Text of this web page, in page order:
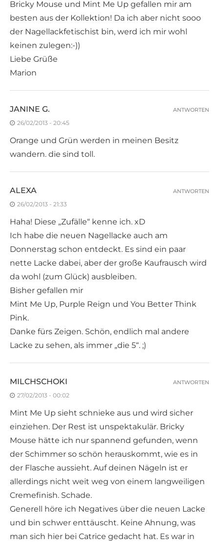
Bricky Mouse und Mint Me Up gefallen mir am
besten aus der Kollektion! Da ich aber nicht sooo
der Nagellackfetischist bin, werd ich mir wohl
keinen zulegen:-))
Liebe Grüße
Marion
JANINE G.
26/02/2013 - 20:45
Orange und Grün werden in meinen Besitz
wandern. die sind toll.
ANTWORTEN
ALEXA
26/02/2013 - 21:33
Haha! Diese „Zufälle“ kenne ich. xD
Ich habe die neuen Nagellacke auch am
Donnerstag schon entdeckt. Es sind ein paar
nette Lacke dabei, aber der große Kaufrausch wird
da wohl (zum Glück) ausbleiben.
Bisher gefallen mir
Mint Me Up, Purple Reign und You Better Think
Pink.
Danke fürs Zeigen. Schön, endlich mal andere
Lacke zu sehen, als immer „die 5“. ;)
ANTWORTEN
MILCHSCHOKI
27/02/2013 - 00:02
Mint Me Up sieht schnieke aus und wird sicher
einziehen. Der Rest ist unspektakulär. Bricky
Mouse hätte ich nur spannend gefunden, wenn
der Schimmer so schön herauskommt, wie es in
der Flasche aussieht. Auf deinen Nägeln ist er
allerdings nicht weit weg von einem langweiligen
Cremefinish. Schade.
Generell höre ich Negatives über die neuen Lacke
und bin schwer enttäuscht. Keine Ahnung, was
man sich hier bei Catrice gedacht hat. Es war in
ANTWORTEN